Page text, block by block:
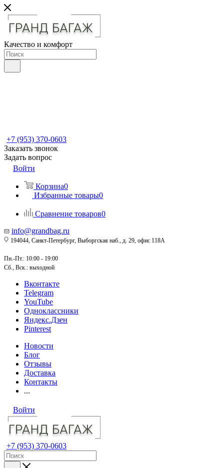
Качество и комфорт
+7 (953) 370-0603
Заказать звонок
Задать вопрос
Войти
Корзина0
Избранные товары0
Сравнение товаров0
info@grandbag.ru
194044, Санкт-Петербург, Выборгская наб., д. 29, офис 118А
Пн.-Пт.: 10:00 - 19:00
Сб., Вск.: выходной
Вконтакте
Telegram
YouTube
Одноклассники
Яндекс.Дзен
Pinterest
Новости
Блог
Отзывы
Доставка
Контакты
...
Войти
+7 (953) 370-0603